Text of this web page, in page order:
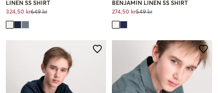
LINEN SS SHIRT
324,50 kr649 kr
BENJAMIN LINEN SS SHIRT
274,50 kr549 kr